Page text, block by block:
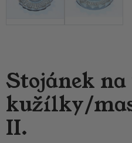
Stojánek
kužílky/
II.